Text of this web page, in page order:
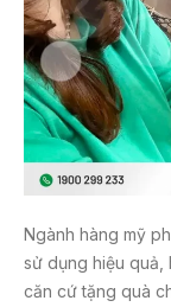
Ngành hàng mỹ
sử dụng hiệu quả,
căn cứ tặng quà